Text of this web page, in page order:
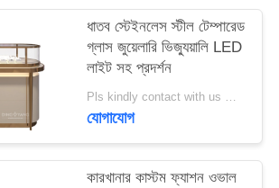
ধাতব স্টেইনলেস স্টীল টেম্পারেড
গ্লাস জুয়েলারি ভিজ্যুয়ালি LED
লাইট সহ প্রদর্শন
Pls kindly contact with us MOQ:1 দোকান বা 5 সেট
যোগাযোগ
কারখানার কাস্টম ফ্যাশন ওভাল